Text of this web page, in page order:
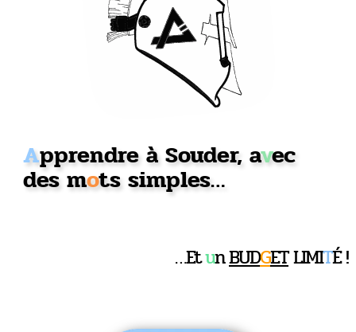
Apprendre à Souder, avec
des mots simples…
…EtunBUDGETLIMITÉ !